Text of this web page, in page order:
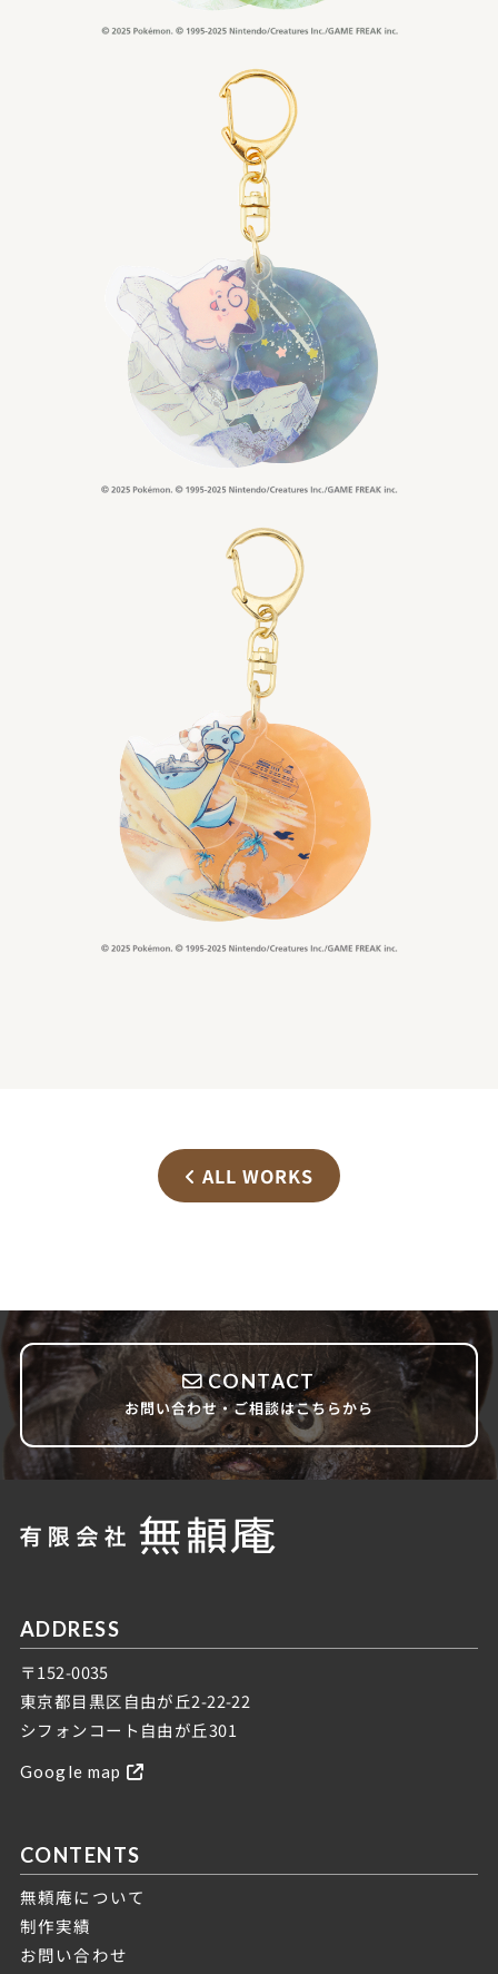
ALL WORKS
CONTACT
お問い合わせ・ご相談はこちらから
ADDRESS
〒152-0035
東京都目黒区自由が丘2-22-22
シフォンコート自由が丘301
Google map
CONTENTS
無頼庵について
制作実績
お問い合わせ